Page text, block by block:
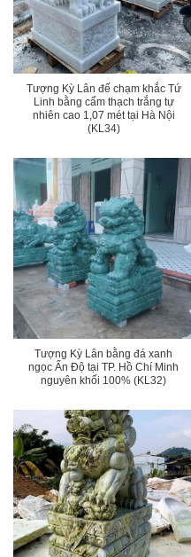
Tượng Kỳ Lân đế chạm khắc Tứ
Linh bằng cẩm thạch trắng tự
nhiên cao 1,07 mét tại Hà Nội
(KL34)
Tượng Kỳ Lân bằng đá xanh
ngọc Ấn Độ tại TP. Hồ Chí Minh
nguyên khối 100% (KL32)